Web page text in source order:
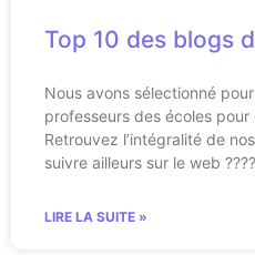
Top 10 des blogs
Nous avons sélectionné
professeurs des écoles
Retrouvez l’intégralité de
suivre ailleurs sur le web
LIRE LA SUITE »